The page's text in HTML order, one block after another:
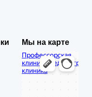
Мы на карте
Профессорская
клиника
Медцентр, клиника в
Перми
Медицинская